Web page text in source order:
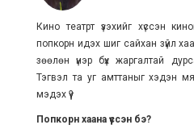
Кино театрт үзэхийг хүссэн
попкорн идэх шиг сайхан зүйл
зөөлөн үнэр бүх жаргалтай
Тэгвэл та уг амттаныг хэдэн
мэдэх үү?
Попкорн хаана үүссэн бэ?